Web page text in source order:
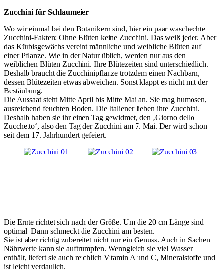
Zucchini für Schlaumeier
Wo wir einmal bei den Botanikern sind, hier ein paar waschechte
Zucchini-Fakten: Ohne Blüten keine Zucchini. Das weiß jeder. Aber
das Kürbisgewächs vereint männliche und weibliche Blüten auf
einer Pflanze. Wie in der Natur üblich, werden nur aus den
weiblichen Blüten Zucchini. Ihre Blütezeiten sind unterschiedlich.
Deshalb braucht die Zucchinipflanze trotzdem einen Nachbarn,
dessen Blütezeiten etwas abweichen. Sonst klappt es nicht mit der
Bestäubung.
Die Aussaat steht Mitte April bis Mitte Mai an. Sie mag humosen,
ausreichend feuchten Boden. Die Italiener lieben ihre Zucchini.
Deshalb haben sie ihr einen Tag gewidmet, den ‚Giorno dello
Zucchetto‘, also den Tag der Zucchini am 7. Mai. Der wird schon
seit dem 17. Jahrhundert gefeiert.
Die Ernte richtet sich nach der Größe. Um die 20 cm Länge sind
optimal. Dann schmeckt die Zucchini am besten.
Sie ist aber richtig zubereitet nicht nur ein Genuss. Auch in Sachen
Nährwerte kann sie auftrumpfen. Wenngleich sie viel Wasser
enthält, liefert sie auch reichlich Vitamin A und C, Mineralstoffe und
ist leicht verdaulich.